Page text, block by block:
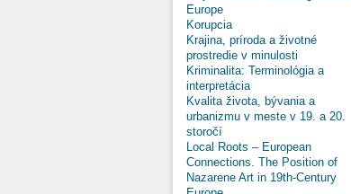
Europe
Korupcia
Krajina, príroda a životné
prostredie v minulosti
Kriminalita: Terminológia a
interpretácia
Kvalita života, bývania a
urbanizmu v meste v 19. a 20.
storočí
Local Roots – European
Connections. The Position of
Nazarene Art in 19th-Century